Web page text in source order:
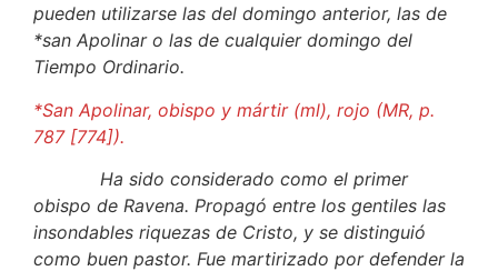
pueden utilizarse las del domingo anterior, las de
*san Apolinar o las de cualquier domingo del
Tiempo Ordinario.
*San Apolinar, obispo y mártir (ml), rojo (MR, p.
787 [774]).
Ha sido considerado como el primer
obispo de Ravena. Propagó entre los gentiles las
insondables riquezas de Cristo, y se distinguió
como buen pastor. Fue martirizado por defender la